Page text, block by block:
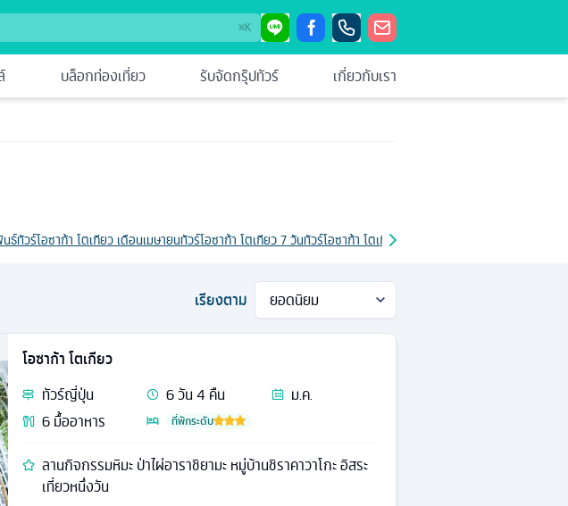
⌘K
บล็อกท่องเที่ยว รับจัดกรุ๊ปทัวร์ เกี่ยวกับเรา
นธ์ทัวร์โอซาก้า โตเกียว เดือนเมษายนทัวร์โอซาก้า โตเกียว 7 วันทัวร์โอซาก้า โตเกียว เดือนมกราคม
เรียงตาม
โอซาก้า โตเกียว
ทัวร์ญี่ปุ่น 6วัน4 คืน
ม.ค.
6มื้ออาหาร ที่พักระดับ
ลานกิจกรรมหิมะ ป่าไผ่อาราชิยามะ หมู่บ้านชิราคาวาโกะ อิสระ
เที่ยวหนึ่งวัน